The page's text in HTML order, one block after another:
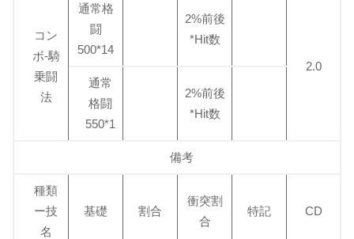
コン
ボ-騎
乗闘
法
通常格
闘
500*14
2%前後
*Hit数
2.0
通常
格闘
550*1
2%前後
*Hit数
備考
種類
ー技
名
基礎 割合
衝突割
合
特記 CD